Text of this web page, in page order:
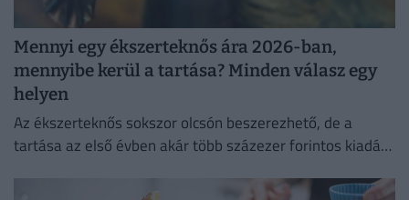
Mennyi egy ékszerteknős ára 2026-ban,
mennyibe kerül a tartása? Minden válasz egy
helyen
Az ékszerteknős sokszor olcsón beszerezhető, de a
tartása az első évben akár több százezer forintos kiadás